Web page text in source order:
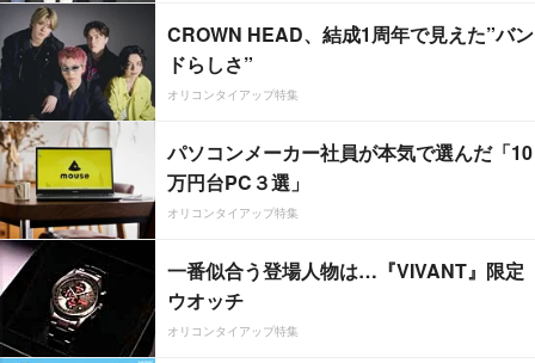
CROWN HEAD、結成1周年で見えた”バン
ドらしさ”
オリコンタイアップ特集
パソコンメーカー社員が本気で選んだ「10
万円台PC３選」
オリコンタイアップ特集
一番似合う登場人物は…『VIVANT』限定
ウオッチ
オリコンタイアップ特集